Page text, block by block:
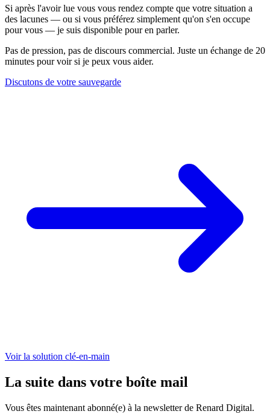
Si après l'avoir lue vous vous rendez compte que votre situation a
des lacunes — ou si vous préférez simplement qu'on s'en occupe
pour vous — je suis disponible pour en parler.
Pas de pression, pas de discours commercial. Juste un échange de 20
minutes pour voir si je peux vous aider.
Discutons de votre sauvegarde
Voir la solution clé-en-main
La suite dans votre boîte mail
Vous êtes maintenant abonné(e) à la newsletter de Renard Digital.